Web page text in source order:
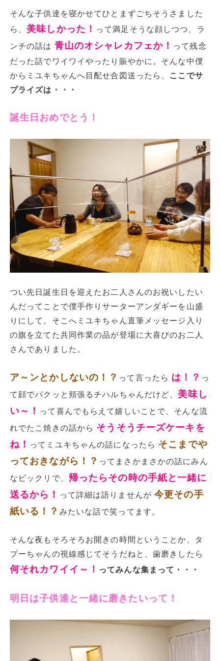
そんな子供達を寝かせてひとまずごちそうさました
ら、 美味しかった！ って満足そうな顔しつつ、ラ
ンチの話は 青山のオシャレカフェか！ って残念
だった話でワイワイやったり賑やかに。そんな中僕
からミユキちゃんへ目配せ合図送ったら、
ここでサ
プライズは・・・
誕生日おめでとう！
つい先日誕生日を迎えたお二人さんのお祝いしたい
んだってことで僕手作りサーターアンダギーを山盛
りにして、そこへミユキちゃん直筆メッセージ入り
の旗を立てた共同作業の品が登場に大喜びのお二人
さんでありました。
ア～ンとかしないの！？ って言ったら は！？ っ
て顔でパクッと頬張るチハルちゃんだけど、 美味し
い～！ って喜んでもらえて嬉しいことで、そんな流
れでたこ焼きの話から そうそうチーズケーキを
ね！ ってミユキちゃんの話になったら そこまでや
っておきながら！？ ってまさかまさかの話にみん
なビックリで、 帰ったらその時の手紙と一緒に
送るから！
って詳細は語りませんが今更その手
紙いる！？ みたいな話で笑ってます。
そんな夜もそろそろお開きの時間ということか、タ
プーちゃんの視線感じてそうだねと、歯磨きしたら
何それカワイイ～！ ってみんな集まって・・・
明日は子供達と一緒に磨きたいって！